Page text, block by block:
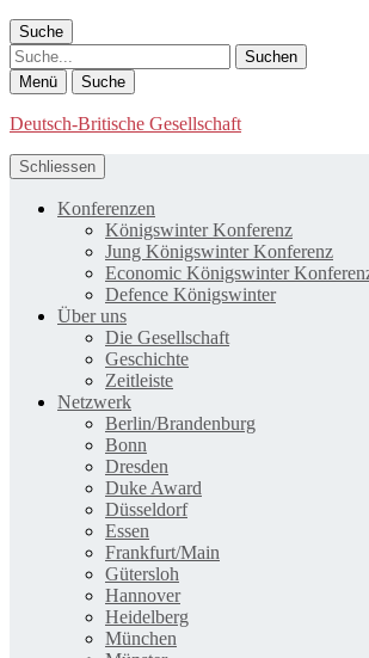
Suche
Suche
Menü Suche
Deutsch-Britische Gesellschaft
Schliessen
Konferenzen
Königswinter Konferenz
Jung Königswinter Konferenz
Economic Königswinter
Defence Königswinter
Über uns
Die Gesellschaft
Geschichte
Zeitleiste
Netzwerk
Berlin/Brandenburg
Bonn
Dresden
Duke Award
Düsseldorf
Essen
Frankfurt/Main
Gütersloh
Hannover
Heidelberg
München